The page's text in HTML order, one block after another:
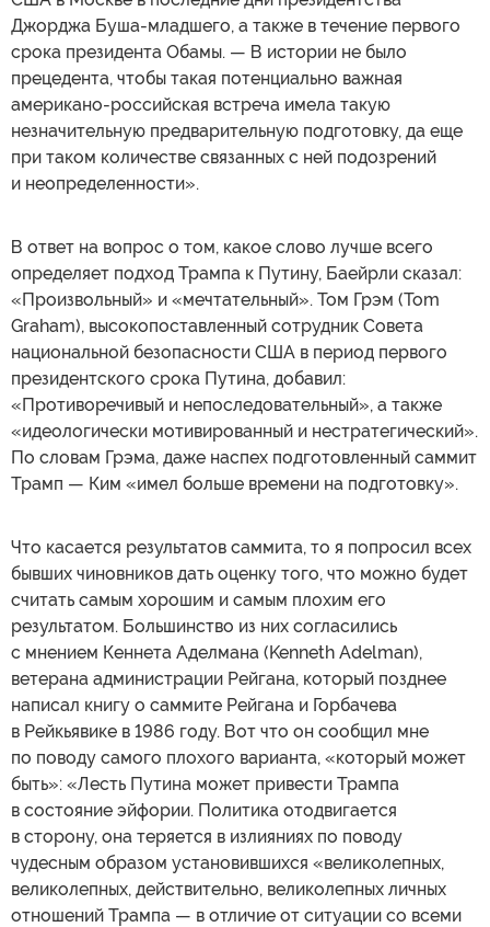
Джорджа Буша-младшего, а также в течение первого
срока президента Обамы. — В истории не было
прецедента, чтобы такая потенциально важная
американо-российская встреча имела такую
незначительную предварительную подготовку, да еще
при таком количестве связанных с ней подозрений
и неопределенности».
В ответ на вопрос о том, какое слово лучше всего
определяет подход Трампа к Путину, Баейрли сказал:
«Произвольный» и «мечтательный». Том Грэм (Tom
Graham), высокопоставленный сотрудник Совета
национальной безопасности США в период первого
президентского срока Путина, добавил:
«Противоречивый и непоследовательный», а также
«идеологически мотивированный и нестратегический».
По словам Грэма, даже наспех подготовленный саммит
Трамп — Ким «имел больше времени на подготовку».
Что касается результатов саммита, то я попросил всех
бывших чиновников дать оценку того, что можно будет
считать самым хорошим и самым плохим его
результатом. Большинство из них согласились
с мнением Кеннета Аделмана (Kenneth Adelman),
ветерана администрации Рейгана, который позднее
написал книгу о саммите Рейгана и Горбачева
в Рейкьявике в 1986 году. Вот что он сообщил мне
по поводу самого плохого варианта, «который может
быть»: «Лесть Путина может привести Трампа
в состояние эйфории. Политика отодвигается
в сторону, она теряется в излияниях по поводу
чудесным образом установившихся «великолепных,
великолепных, действительно, великолепных личных
отношений Трампа — в отличие от ситуации со всеми